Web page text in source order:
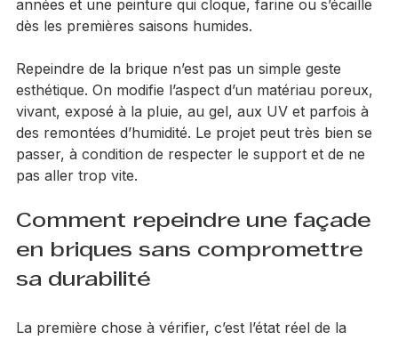
support est-il sain, sec et prêt à recevoir une
peinture qui tiendra dans le temps ? C’est là que se
années et une peinture qui cloque, farine ou s’écaille
dès les premières saisons humides.
Repeindre de la brique n’est pas un simple geste
esthétique. On modifie l’aspect d’un matériau poreux,
vivant, exposé à la pluie, au gel, aux UV et parfois à
passer, à condition de respecter le support et de ne
pas aller trop vite.
Comment repeindre une façade
en briques sans compromettre